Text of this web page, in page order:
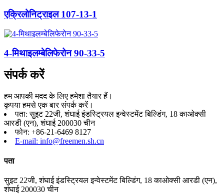
एक्रिलोनिट्राइल 107-13-1
4-मिथाइलम्बेलिफेरोन 90-33-5
संपर्क करें
हम आपकी मदद के लिए हमेशा तैयार हैं।
कृपया हमसे एक बार संपर्क करें।
पता: सुइट 22जी, शंघाई इंडस्ट्रियल इन्वेस्टमेंट बिल्डिंग, 18 काओक्सी
आरडी (एन), शंघाई 200030 चीन
फोन: +86-21-6469 8127
E-mail: info@freemen.sh.cn
पता
सुइट 22जी, शंघाई इंडस्ट्रियल इन्वेस्टमेंट बिल्डिंग, 18 काओक्सी आरडी (एन),
शंघाई 200030 चीन